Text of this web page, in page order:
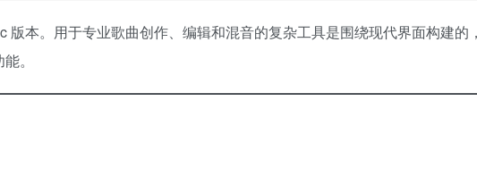
版本。用于专业歌曲创作、编辑和混音的复杂工具是围绕现代界面构建的
。